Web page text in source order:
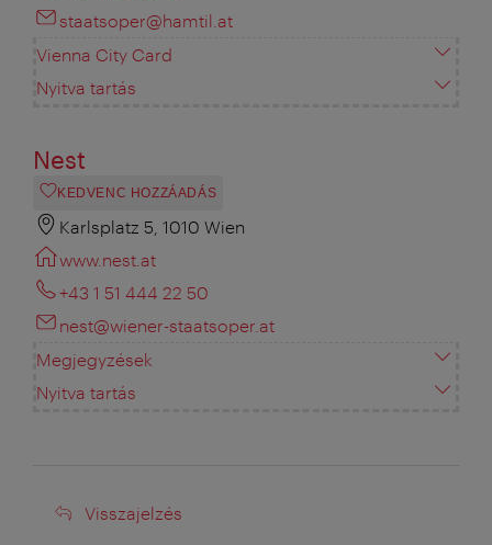
staatsoper@hamtil.at
Vienna City Card
Nyitva tartás
Nest
KEDVENC HOZZÁADÁS
Karlsplatz 5, 1010 Wien
www.nest.at
+43 1 51 444 22 50
nest@wiener-staatsoper.at
Megjegyzések
Nyitva tartás
Visszajelzés
Visszajelzés